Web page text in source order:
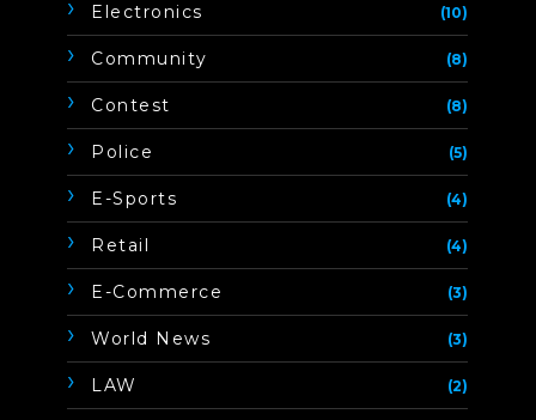
Electronics (10)
Community (8)
Contest (8)
Police (5)
E-Sports (4)
Retail (4)
E-Commerce (3)
World News (3)
LAW (2)